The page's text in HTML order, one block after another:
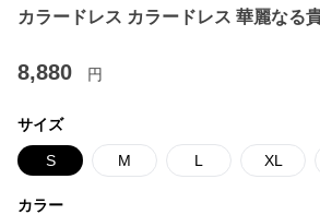
カラードレス カラードレス 華麗なる
8,880 円
サイズ
S M L XL
カラー